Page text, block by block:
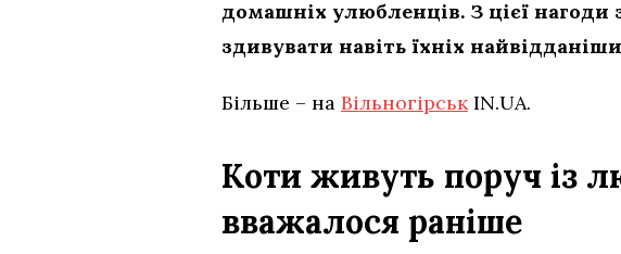
домашніх улюбленців. З цієї нагоди
здивувати навіть їхніх
Більше – на ВільногірськIN.UA.
Коти живуть поруч із
вважалося раніше